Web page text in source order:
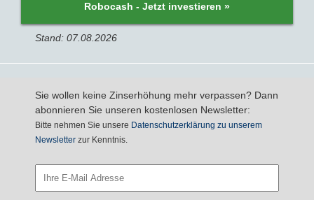
Robocash - Jetzt investieren »
Stand: 07.08.2026
Sie wollen keine Zinserhöhung mehr verpassen? Dann
abonnieren Sie unseren kostenlosen Newsletter:
Bitte nehmen Sie unsere Datenschutzerklärung zu unserem
Newsletter zur Kenntnis.